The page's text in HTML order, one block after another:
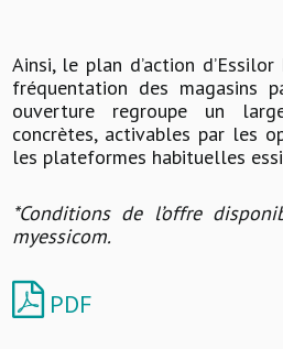
Ainsi, le plan d’action
fréquentation des magasins
ouverture regroupe un
concrètes, activables par les
les plateformes habituelles
*Conditions de l’offre
myessicom.
PDF